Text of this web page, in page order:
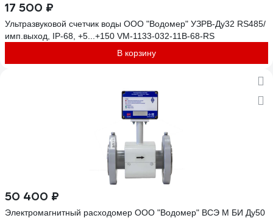
17 500 ₽
Ультразвуковой счетчик воды ООО "Водомер" УЗРВ-Ду32 RS485/
имп.выход, IP-68, +5...+150 VM-1133-032-11B-68-RS
В корзину
50 400 ₽
Электромагнитный расходомер ООО "Водомер" ВСЭ М БИ Ду50